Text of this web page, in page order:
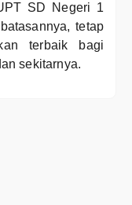
SD Negeri 1
tetap
terbaik bagi
sekitarnya.